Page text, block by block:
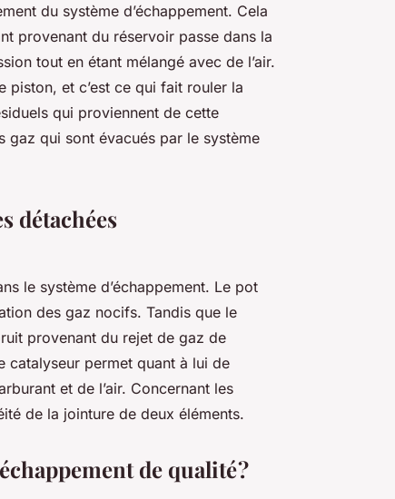
du système d’échappement. Cela
provenant du réservoir passe dans la
tout en étant mélangé avec de l’air.
piston, et c’est ce qui fait rouler la
qui proviennent de cette
gaz qui sont évacués par le système
détachées
le système d’échappement. Le pot
des gaz nocifs. Tandis que le
provenant du rejet de gaz de
catalyseur permet quant à lui de
et de l’air. Concernant les
de la jointure de deux éléments.
de qualité ?